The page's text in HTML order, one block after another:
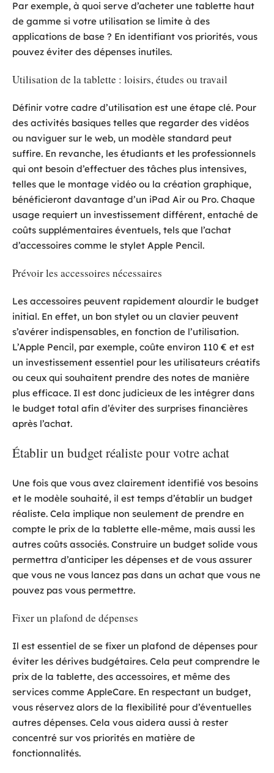
Par exemple, à quoi serve d’acheter une tablette haut
de gamme si votre utilisation se limite à des
applications de base ? En identifiant vos priorités, vous
pouvez éviter des dépenses inutiles.
Utilisation de la tablette : loisirs, études ou travail
Définir votre cadre d’utilisation est une étape clé. Pour
des activités basiques telles que regarder des vidéos
ou naviguer sur le web, un modèle standard peut
suffire. En revanche, les étudiants et les professionnels
qui ont besoin d’effectuer des tâches plus intensives,
telles que le montage vidéo ou la création graphique,
bénéficieront davantage d’un iPad Air ou Pro. Chaque
usage requiert un investissement différent, entaché de
coûts supplémentaires éventuels, tels que l’achat
d’accessoires comme le stylet Apple Pencil.
Prévoir les accessoires nécessaires
Les accessoires peuvent rapidement alourdir le budget
initial. En effet, un bon stylet ou un clavier peuvent
s’avérer indispensables, en fonction de l’utilisation.
L’Apple Pencil, par exemple, coûte environ 110 € et est
un investissement essentiel pour les utilisateurs créatifs
ou ceux qui souhaitent prendre des notes de manière
plus efficace. Il est donc judicieux de les intégrer dans
le budget total afin d’éviter des surprises financières
après l’achat.
Établir un budget réaliste pour votre achat
Une fois que vous avez clairement identifié vos besoins
et le modèle souhaité, il est temps d’établir un budget
réaliste. Cela implique non seulement de prendre en
compte le prix de la tablette elle-même, mais aussi les
autres coûts associés. Construire un budget solide vous
permettra d’anticiper les dépenses et de vous assurer
que vous ne vous lancez pas dans un achat que vous ne
pouvez pas vous permettre.
Fixer un plafond de dépenses
Il est essentiel de se fixer un plafond de dépenses pour
éviter les dérives budgétaires. Cela peut comprendre le
prix de la tablette, des accessoires, et même des
services comme AppleCare. En respectant un budget,
vous réservez alors de la flexibilité pour d’éventuelles
autres dépenses. Cela vous aidera aussi à rester
concentré sur vos priorités en matière de
fonctionnalités.